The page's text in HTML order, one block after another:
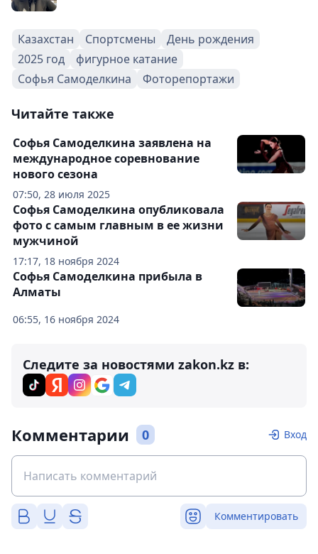
Казахстан Спортсмены
День рождения
2025 год
фигурное катание
Софья Самоделкина
Фоторепортажи
Читайте также
07:50, 28 июля 2025
Софья Самоделкина заявлена на
международное соревнование
нового сезона
17:17, 18 ноября 2024
Софья Самоделкина опубликовала
фото с самым главным в ее жизни
мужчиной
06:55, 16 ноября 2024
Софья Самоделкина прибыла в
Алматы
Следите за новостями zakon.kz в:
Комментарии 0 Вход
Комментировать